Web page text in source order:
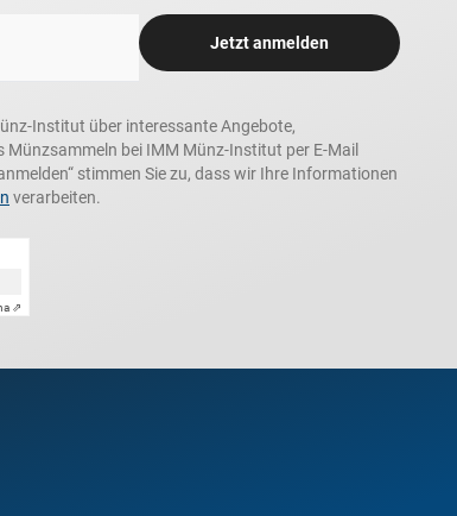
Jetzt anmelden
Institut über interessante Angebote,
bei IMM Münz-Institut per E-Mail
stimmen Sie zu, dass wir Ihre Informationen
verarbeiten.
⇗